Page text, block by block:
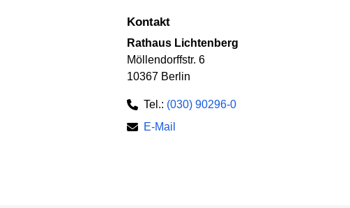
Kontakt
Rathaus Lichtenberg
Möllendorffstr. 6
10367 Berlin
Tel.: (030) 90296-0
E-Mail